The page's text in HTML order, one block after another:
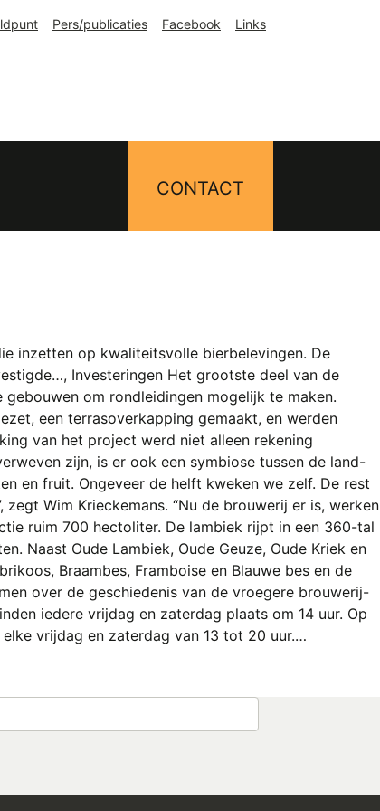
Pers/publicaties Facebook Links
CONTACT
inzetten op kwaliteitsvolle bierbelevingen. De
Investeringen Het grootste deel van de
om rondleidingen mogelijk te maken.
een terrasoverkapping gemaakt, en werden
van het project werd niet alleen rekening
zijn, is er ook een symbiose tussen de land-
en fruit. Ongeveer de helft kweken we zelf. De rest
Wim Krieckemans. “Nu de brouwerij er is, werken
ruim 700 hectoliter. De lambiek rijpt in een 360-tal
Naast Oude Lambiek, Oude Geuze, Oude Kriek en
Braambes, Framboise en Blauwe bes en de
over de geschiedenis van de vroegere brouwerij-
iedere vrijdag en zaterdag plaats om 14 uur. Op
vrijdag en zaterdag van 13 tot 20 uur.…